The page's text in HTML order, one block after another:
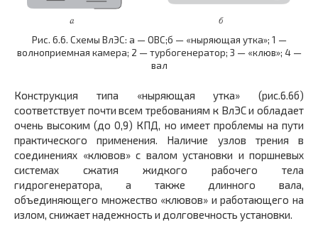
Рис. 6.6. Схемы ВлЭС: а — ОВС;б — «ныряющая утка»; 1 —
волноприемная камера; 2 — турбогенератор; 3 — «клюв»; 4 —
вал
Конструкция типа «ныряющая утка» (рис.6.6б)
соответствует почти всем требованиям к ВлЭС и обладает
очень высоким (до 0,9) КПД, но имеет проблемы на пути
практического применения. Наличие узлов трения в
соединениях «клювов» с валом установки и поршневых
системах сжатия жидкого рабочего тела
гидрогенератора, а также длинного вала,
объединяющего множество «клювов» и работающего на
излом, снижает надежность и долговечность установки.